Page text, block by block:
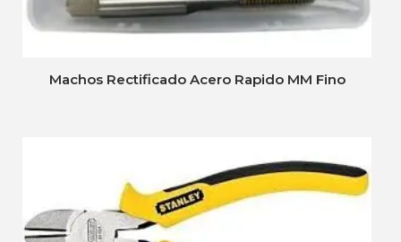
Machos Rectificado Acero Rapido MM Fino